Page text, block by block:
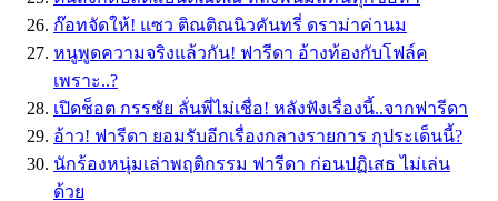
ก๊อทจัดให้! แซว ติณติณนิวคันทรี่ ดราม่าค่านม
หนูพูดความจริงแล้วกัน! ฟารีดา อ้างท้องกับโฟล์ค
เพราะ..?
เปิดช็อต กรรชัย ลั่นพี่ไม่เชื่อ! หลังฟังเรื่องนี้..จากฟารีดา
อ้าว! ฟารีดา ยอมรับอีกเรื่องกลางรายการ กุประเด็นนี้?
นักร้องหนุ่มเล่าพฤติกรรม ฟารีดา ก่อนปฏิเสธ ไม่เล่น
ด้วย